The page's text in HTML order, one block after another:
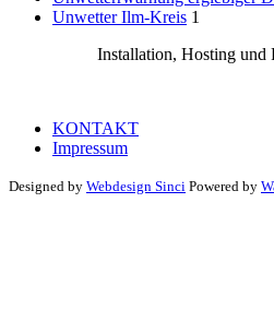
Unwetter Ilm-Kreis 1
Installation, Hosting und
KONTAKT
Impressum
Designed by Webdesign Sinci Powered by